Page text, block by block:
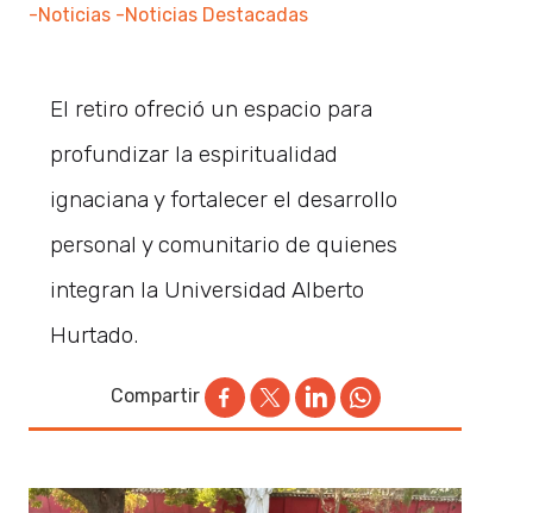
-Noticias -Noticias Destacadas
El retiro ofreció un espacio para
profundizar la espiritualidad
ignaciana y fortalecer el desarrollo
personal y comunitario de quienes
integran la Universidad Alberto
Hurtado.
Compartir